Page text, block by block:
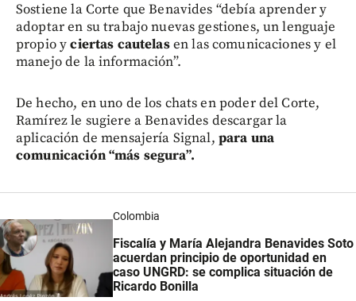
Sostiene la Corte que Benavides “debía aprender y
adoptar en su trabajo nuevas gestiones, un lenguaje
propio yciertas cautelasen las comunicaciones y el
manejo de la información”.
De hecho, en uno de los chats en poder del Corte,
Ramírez le sugiere a Benavides descargar la
aplicación de mensajería Signal, para una
comunicación “más segura”.
Colombia
Fiscalía y María Alejandra Benavides Soto
acuerdan principio de oportunidad en
caso UNGRD: se complica situación de
Ricardo Bonilla